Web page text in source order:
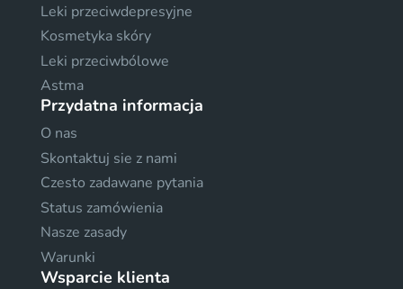
Leki przeciwdepresyjne
Kosmetyka skóry
Leki przeciwbólowe
Astma
Przydatna informacja
O nas
Skontaktuj sie z nami
Czesto zadawane pytania
Status zamówienia
Nasze zasady
Warunki
Wsparcie klienta